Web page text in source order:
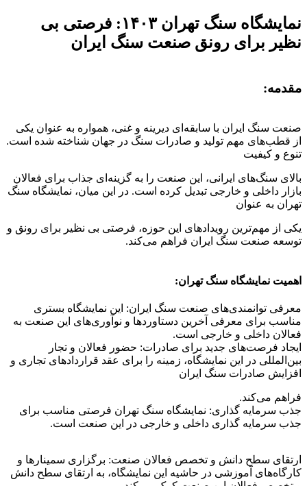
نمایشگاه سنگ تهران ۱۴۰۳: فرصتی بی
نظیر برای رونق صنعت سنگ ایران
مقدمه:
صنعت سنگ ایران با سابقه‌ای دیرینه و غنی، همواره به عنوان یکی
از قطب‌های مهم تولید و صادرات سنگ در جهان شناخته شده است.
تنوع و کیفیت
بالای سنگ‌های ایرانی، این صنعت را به گزینه‌ای جذاب برای فعالان
بازار داخلی و خارجی تبدیل کرده است. در این میان، نمایشگاه سنگ
تهران به عنوان
یکی از مهم‌ترین رویدادهای این حوزه، فرصتی بی نظیر برای رونق و
توسعه صنعت سنگ ایران فراهم می‌کند.
اهمیت نمایشگاه سنگ تهران:
معرفی توانمندی‌های صنعت سنگ ایران: این نمایشگاه بستری
مناسب برای معرفی آخرین دستاوردها و نوآوری‌های این صنعت به
فعالان داخلی و خارجی است.
ایجاد فرصت‌های جدید برای صادرات: حضور فعالان و تجار
بین‌المللی در این نمایشگاه، زمینه را برای عقد قراردادهای تجاری و
افزایش صادرات سنگ ایران
فراهم می‌کند.
جذب سرمایه گذاری: نمایشگاه سنگ تهران فرصتی مناسب برای
جذب سرمایه گذاری داخلی و خارجی در این صنعت است.
ارتقای سطح دانش و تخصص فعالان صنعت: برگزاری سمینارها و
کارگاه‌های آموزشی در حاشیه این نمایشگاه، به ارتقای سطح دانش